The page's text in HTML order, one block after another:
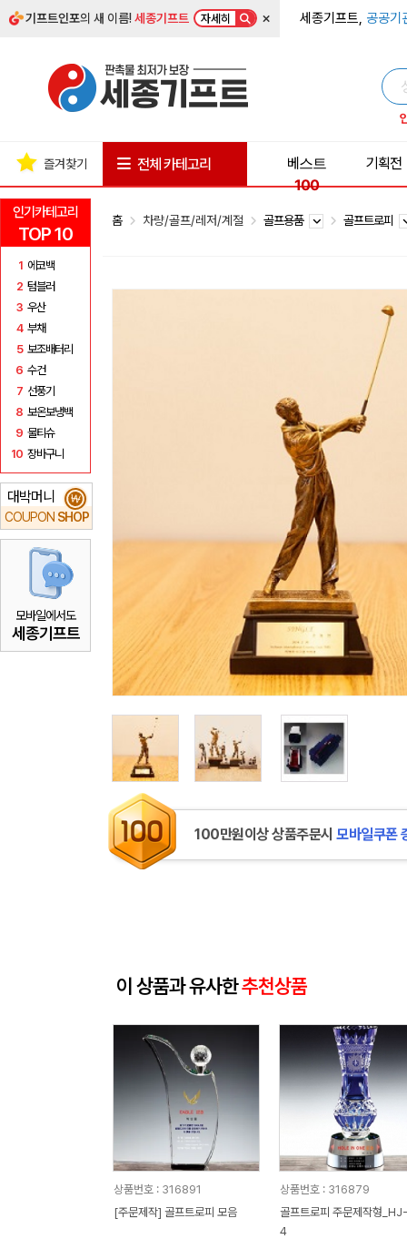
기프트인포의 새 이름!세종기프트 자세히 × 세종기프트, 공공기
인기카테고리
TOP 10
1 에코백
2 텀블러
3 우산
4 부채
5 보조배터리
6 수건
7 선풍기
8 보온보냉백
9 물티슈
10 장바구니
대박머니
COUPON SHOP
₩
모바일에서도
세종기프트
즐겨찾기 전체 카테고리
베스트
100
기획전
홈 차량/골프/레저/계절 골프용품 골프트로피
100만원이상 상품주문시 모바일쿠폰
이 상품과 유사한추천상품
상품번호 : 316891
[주문제작] 골프트로피 모음
상품번호 : 316879
골프트로피 주문제작형
4